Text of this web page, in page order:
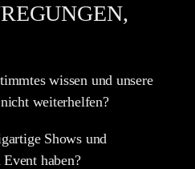
wissen und unsere
weiterhelfen?
Shows und
haben?